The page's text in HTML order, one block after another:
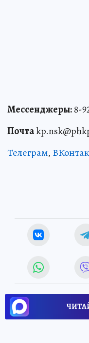
Мессенджеры:8-
Почта
Телеграм,